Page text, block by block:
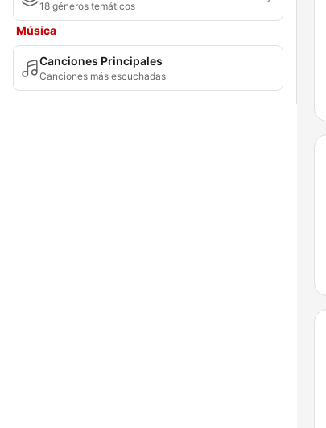
18 géneros temáticos
Música
Canciones Principales
Canciones más escuchadas